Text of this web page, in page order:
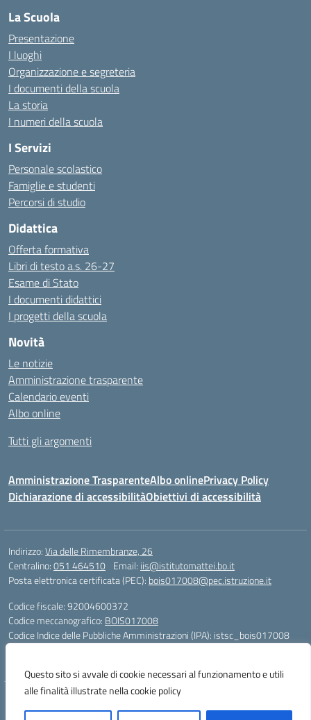
Questo sito si avvale di cookie necessari al funzionamento e utili
alle finalità illustrate nella cookie policy
La Scuola
Presentazione
I luoghi
Organizzazione e segreteria
I documenti della scuola
La storia
I numeri della scuola
I Servizi
Personale scolastico
Famiglie e studenti
Percorsi di studio
Didattica
Offerta formativa
Libri di testo a.s. 26-27
Esame di Stato
I documenti didattici
I progetti della scuola
Novità
Le notizie
Amministrazione trasparente
Calendario eventi
Albo online
Tutti gli argomenti
Amministrazione TrasparenteAlbo onlinePrivacy Policy
Dichiarazione di accessibilitàObiettivi di accessibilità
Indirizzo:Via delle Rimembranze, 26
Centralino:051 464510 Email: iis@istitutomattei.bo.it
Posta elettronica certificata (PEC): bois017008@pec.istruzione.it
Codice fiscale: 92004600372
Codice meccanografico: BOIS017008
Codice Indice delle Pubbliche Amministrazioni (IPA): istsc_bois017008
Concept & Design by Designers Italia